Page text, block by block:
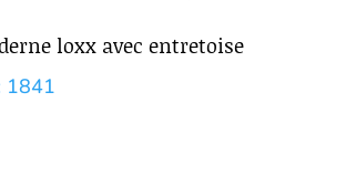
loxx avec entretoise
1841